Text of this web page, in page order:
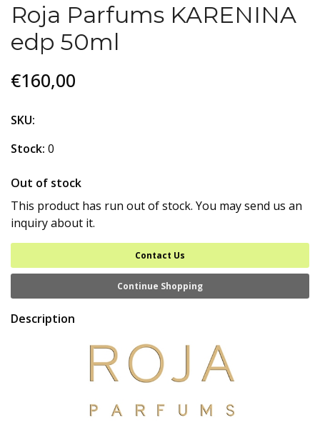
Roja Parfums KARENINA
edp 50ml
€160,00
SKU:
Stock: 0
Out of stock
This product has run out of stock. You may send us an
inquiry about it.
Contact Us
Continue Shopping
Description